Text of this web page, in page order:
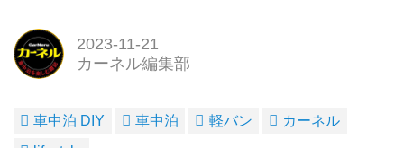
2023-11-21
カーネル編集部
車中泊 DIY 車中泊 軽バン
カーネル